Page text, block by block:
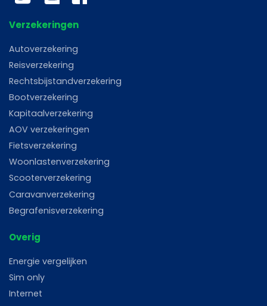
Verzekeringen
Autoverzekering
Reisverzekering
Rechtsbijstandverzekering
Bootverzekering
Kapitaalverzekering
AOV verzekeringen
Fietsverzekering
Woonlastenverzekering
Scooterverzekering
Caravanverzekering
Begrafenisverzekering
Overig
Energie vergelijken
Sim only
Internet